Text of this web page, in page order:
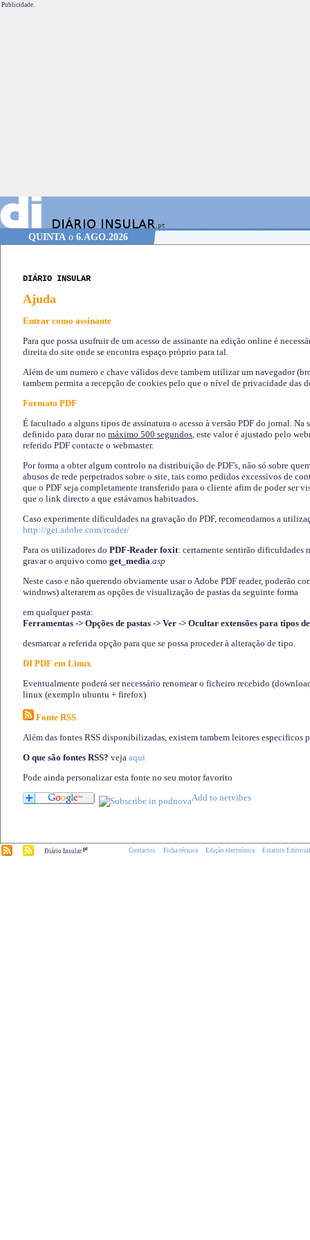
Publicidade.
QUINTAo 6.AGO.2026
DIÁRIO INSULAR
Ajuda
Entrar como assinante
Para que possa usufruir de um acesso de assinante na edição online é
direita do site onde se encontra espaço próprio para tal.
Além de um numero e chave válidos deve tambem utilizar um navegador
tambem permita a recepção de cookies pelo que o nível de privacidade das
Formato PDF
É facultado a alguns tipos de assinatura o acesso à versão PDF do jornal. Na
definido para durar no máximo 500 segundos, este valor é ajustado pelo
referido PDF contacte o webmaster.
Por forma a obter algum controlo na distribuição de PDF's, não só sobre
abusos de rede perpetrados sobre o site, tais como pedidos excessivos de
que o PDF seja completamente transferido para o cliente afim de poder ser
que o link directo a que estávamos habituados.
Caso experimente díficuldades na gravação do PDF, recomendamos a
http://get.adobe.com/reader/
Para os utilizadores do PDF-Reader foxit: certamente sentirão dificuldades
gravar o arquivo como get_media.asp
Neste caso e não querendo obviamente usar o Adobe PDF reader, poderão
windows) alterarem as opções de visualização de pastas da seguinte forma
em qualquer pasta:
Ferramentas -> Opções de pastas -> Ver -> Ocultar extensões para tipos
desmarcar a referida opção para que se possa proceder à alteração de tipo.
DI PDF em Linux
Eventualmente poderá ser necessário renomear o ficheiro recebido
linux (exemplo ubuntu + firefox)
Fonte RSS
Além das fontes RSS disponibilizadas, existem tambem leitores especificos
O que são fontes RSS? veja aqui
Pode ainda personalizar esta fonte no seu motor favorito
Diário Insular.pt Contactos Ficha técnica Edição electrónica Estatuto Editorial